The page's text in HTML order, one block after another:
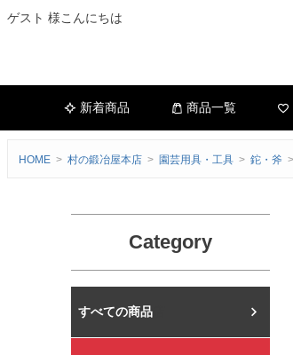
ゲスト 様こんにちは
新着商品 商品一覧
HOME 村の鍛冶屋本店 園芸用具・工具 鉈・斧
Category
村の鍛冶屋本店